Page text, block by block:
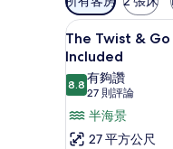
用
的
客
房
篩
選
條
顯
示
The
Twist
&
Go
7
The Twist &
Included
8.88.8 分，滿分 10 分
有夠讚
27 則評論
(27
則
評
半海景
27 平方公尺